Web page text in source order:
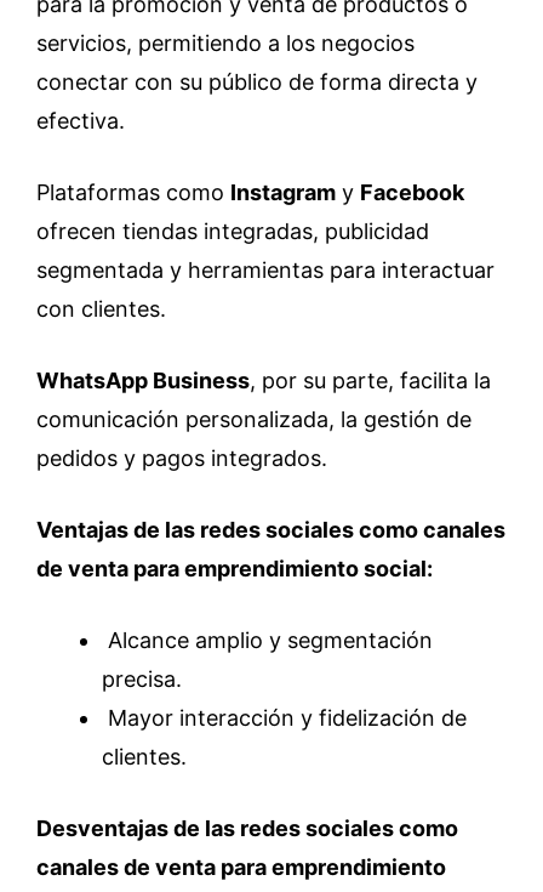
servicios, permitiendo a los negocios
conectar con su público de forma directa y
efectiva.
Plataformas como Instagram y Facebook
ofrecen tiendas integradas, publicidad
segmentada y herramientas para interactuar
con clientes.
WhatsApp Business, por su parte, facilita la
comunicación personalizada, la gestión de
pedidos y pagos integrados.
Ventajas de las redes sociales como canales
de venta para emprendimiento social:
Alcance amplio y segmentación
precisa.
Mayor interacción y fidelización de
clientes.
Desventajas de las redes sociales como
canales de venta para emprendimiento